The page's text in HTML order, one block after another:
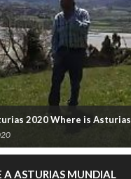
2020 Where is Asturias
A ASTURIAS MUNDIAL